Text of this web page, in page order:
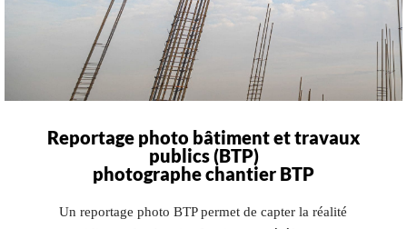
Reportage photo bâtiment et travaux
publics (BTP)
photographe chantier BTP
Un reportage photo BTP permet de capter la réalité